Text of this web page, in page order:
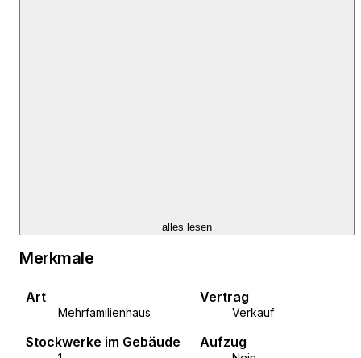
alles lesen
Merkmale
Art
Mehrfamilienhaus
Vertrag
Verkauf
Stockwerke im Gebäude Aufzug